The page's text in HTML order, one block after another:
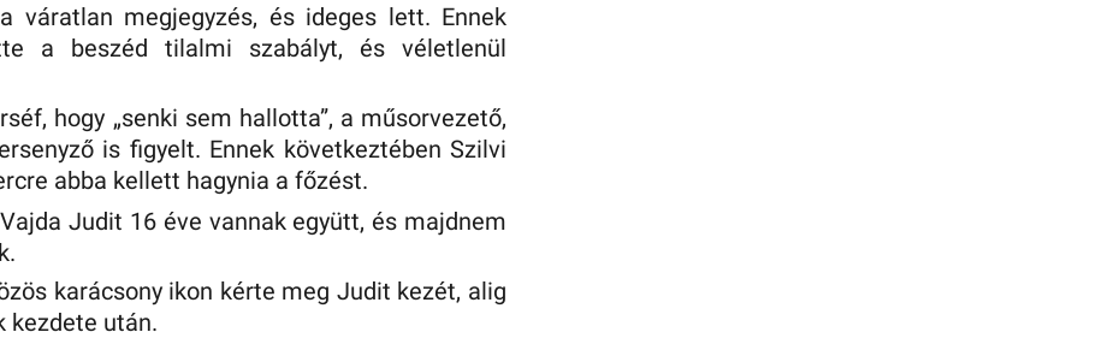
váratlan megjegyzés, és ideges lett. Ennek
a beszéd tilalmi szabályt, és véletlenül
hogy „senki sem hallotta”, a műsorvezető,
is figyelt. Ennek következtében Szilvi
abba kellett hagynia a főzést.
Judit 16 éve vannak együtt, és majdnem
karácsony ikon kérte meg Judit kezét, alig
kezdete után.